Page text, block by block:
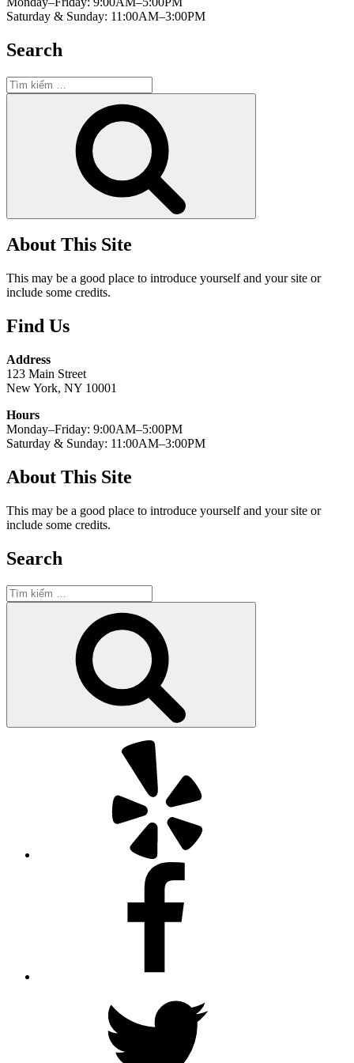
Saturday & Sunday: 11:00AM–3:00PM
Search
Tìm
kiếm:
About This Site
This may be a good place to introduce yourself and your site or
include some credits.
Find Us
Address
123 Main Street
New York, NY 10001
Hours
Monday–Friday: 9:00AM–5:00PM
Saturday & Sunday: 11:00AM–3:00PM
About This Site
This may be a good place to introduce yourself and your site or
include some credits.
Search
Tìm
kiếm: